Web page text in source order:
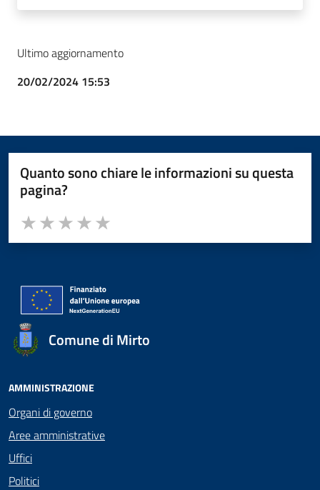
Ultimo aggiornamento
20/02/2024 15:53
Quanto sono chiare le informazioni su questa
pagina?
Valuta da 1 a 5 stelle la pagina
Valuta 5 stelle su 5
Valuta 4 stelle su 5
Valuta 3 stelle su 5
Valuta 2 stelle su 5
Valuta 1 stelle su 5
Comune di Mirto
AMMINISTRAZIONE
Organi di governo
Aree amministrative
Uffici
Politici